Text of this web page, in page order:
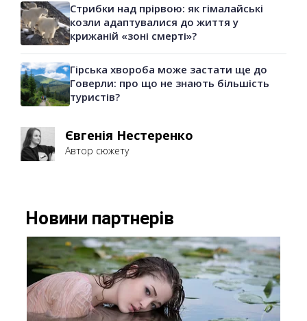
Стрибки над прірвою: як гімалайські
козли адаптувалися до життя у
крижаній «зоні смерті»?
Гірська хвороба може застати ще до
Говерли: про що не знають більшість
туристів?
Євгенія Нестеренко
Автор сюжету